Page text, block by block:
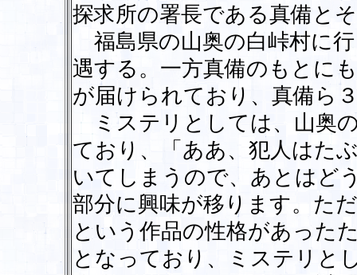
探求所の署長である真備と
福島県の山奥の白峠村に
遇する。一方真備のもとに
が届けられており、真備ら
ミステリとしては、山奥
ており、「ああ、犯人はた
いてしまうので、あとはど
部分に興味が移ります。た
という作品の性格があった
となっており、ミステリと